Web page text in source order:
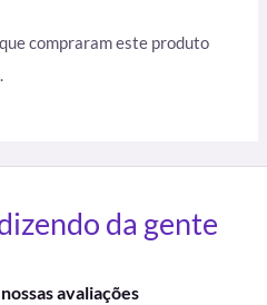
compraram este produto
da gente
avaliações